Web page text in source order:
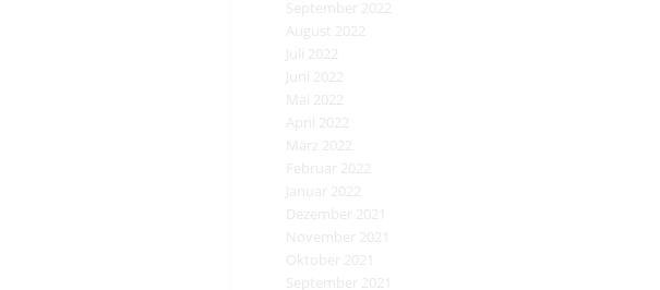
September 2022
August 2022
Juli 2022
Juni 2022
Mai 2022
April 2022
März 2022
Februar 2022
Januar 2022
Dezember 2021
November 2021
Oktober 2021
September 2021